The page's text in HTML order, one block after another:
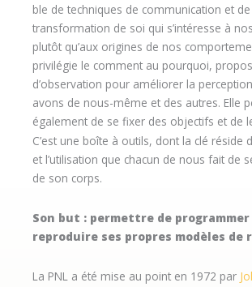
ble de techniques de communication et de
transformation de soi qui s’intéresse à
plutôt qu’aux origines de nos
privilégie le comment au pourquoi,
d’observation pour améliorer la
avons de nous-même et des autres. Elle
également de se fixer des objectifs et de
C’est une boîte à outils, dont la clé réside
et l’utilisation que chacun de nous fait de
de son corps.
Son but : permettre de
reproduire ses propres modèles de
La PNL a été mise au point en 1972 par